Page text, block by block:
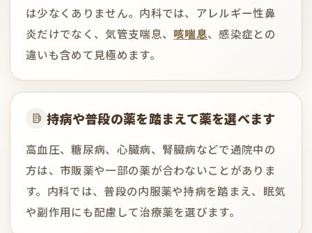
は少なくありません。内科では、アレルギー性鼻
炎だけでなく、気管支喘息、 咳喘息、感染症との
違いも含めて見極めます。
持病や普段の薬を踏まえて薬を選べます
高血圧、糖尿病、心臓病、腎臓病などで通院中の
方は、市販薬や一部の薬が合わないことがありま
す。内科では、普段の内服薬や持病を踏まえ、眠気
や副作用にも配慮して治療薬を選びます。